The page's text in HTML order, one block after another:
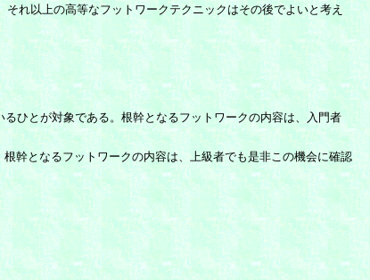
れ以上の高等なフットワークテクニックはその後でよいと考え
ひとが対象である。根幹となるフットワークの内容は、入門者
幹となるフットワークの内容は、上級者でも是非この機会に確認